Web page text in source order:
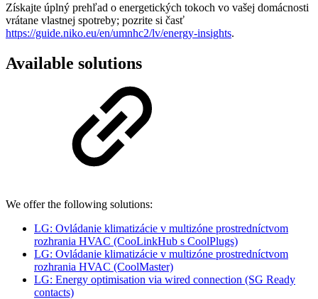
Získajte úplný prehľad o energetických tokoch vo vašej domácnosti
vrátane vlastnej spotreby; pozrite si časť
https://guide.niko.eu/en/umnhc2/lv/energy-insights.
Available solutions
We offer the following solutions:
LG: Ovládanie klimatizácie v multizóne prostredníctvom
rozhrania HVAC (CooLinkHub s CoolPlugs)
LG: Ovládanie klimatizácie v multizóne prostredníctvom
rozhrania HVAC (CoolMaster)
LG: Energy optimisation via wired connection (SG Ready
contacts)